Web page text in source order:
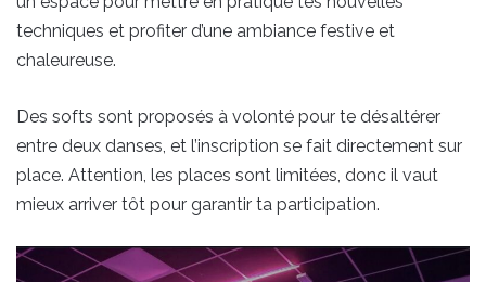
techniques et profiter d’une ambiance festive et
chaleureuse.
Des softs sont proposés à volonté pour te désaltérer
entre deux danses, et l’inscription se fait directement sur
place. Attention, les places sont limitées, donc il vaut
mieux arriver tôt pour garantir ta participation.